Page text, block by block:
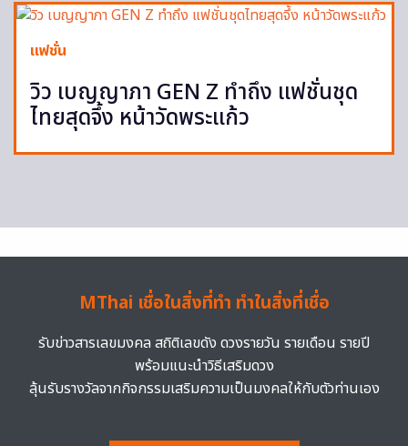
แฟชั่น
วิว เบญญาภา GEN Z ทำถึง แฟชั่นชุด
ไทยสุดจึ้ง หน้าวัดพระแก้ว
MThai เชื่อในสิ่งที่ทำ ทำในสิ่งที่เชื่อ
รับข่าวสารเลขมงคล สถิติเลขดัง ดวงรายวัน รายเดือน รายปี
พร้อมแนะนำวิธีเสริมดวง
ลุ้นรับรางวัลจากกิจกรรมเสริมความเป็นมงคลให้กับตัวท่านเอง